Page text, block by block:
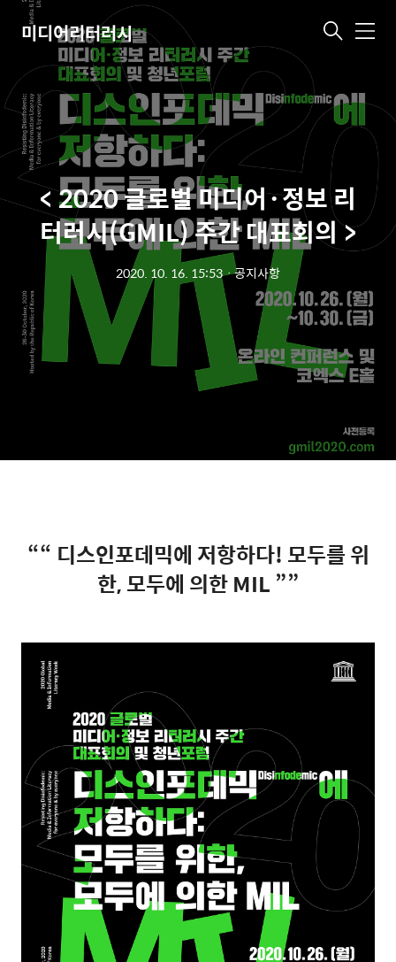
미디어리터러시 메
< 2020 글로벌 미디어·정보 리
터러시(GMIL) 주간 대표회의 >
2020. 10. 16. 15:53ㆍ공지사항
““ 디스인포데믹에 저항하다! 모두를 위
한,모두에 의한MIL ””